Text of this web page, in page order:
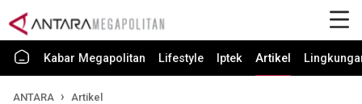
Kabar Megapolitan Lifestyle Iptek Artikel
ANTARA Artikel